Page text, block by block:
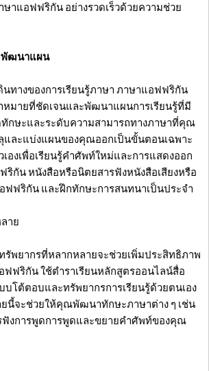
ษาแอฟฟริกัน อย่างรวดเร็วด้วยความช่วย
พัฒนาแผน
นทางของการเรียนรู้ภาษา ภาษาแอฟฟริกัน
หมายที่ชัดเจนและพัฒนาแผนการเรียนรู้ที่มี
ทักษะและระดับความสามารถทางภาษาที่คุณ
และแบ่งแผนของคุณออกเป็นขั้นตอนเฉพาะ
องเพื่อเรียนรู้คำศัพท์ใหม่และการแสดงออก
กัน หนังสือหรือนิตยสารฟังหนังสือเสียงหรือ
ฟฟริกัน และฝึกทักษะการสนทนาเป็นประจำ
าย
รัพยากรที่หลากหลายจะช่วยเพิ่มประสิทธิภาพ
ฟฟริกัน ใช้ตำราเรียนหลักสูตรออนไลน์สื่อ
บโต้ตอบและทรัพยากรการเรียนรู้ด้วยตนเอง
นี้จะช่วยให้คุณพัฒนาทักษะภาษาต่าง ๆ เช่น
ฟังการพูดการพูดและขยายคำศัพท์ของคุณ